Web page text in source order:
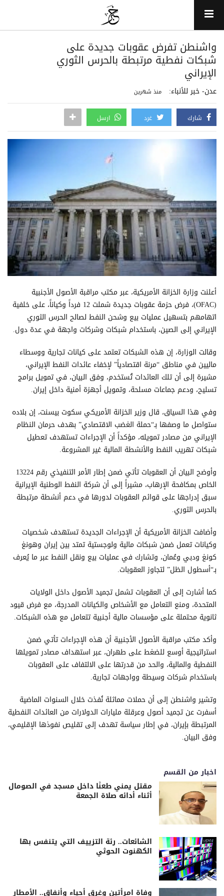
واشنطن تفرض عقوبات جديدة على
شبكات نفطية مرتبطة بالحرس الثوري
الإيراني
عدن- خبر للأنباء: منذ شهرين
شارك غرد ارسل
أعلنت وزارة الخزانة الأمريكية، عبر مكتب مراقبة الأصول الأجنبية
(OFAC)، فرض حزمة عقوبات جديدة شملت 12 فرداً وكياناً، على خلفية
اتهامهم بتسهيل عمليات بيع وشحن النفط لصالح الحرس الثوري
الإيراني إلى الصين، باستخدام شبكات وشركات واجهة في عدة دول.
وقالت الوزارة، إن هذه الشبكات تعتمد على كيانات تجارية ووسطاء
ماليين في مناطق “مرنة اقتصادياً” لإخفاء عائدات النفط الإيراني،
مشيرة إلى أن تلك العائدات تُستخدم، وفق البيان، في تمويل برامج
تسليح، ودعم جماعات مسلحة، وتمويل أجهزة أمنية داخل إيران.
وفي هذا السياق، قال وزير الخزانة الأمريكي سكوت بيسنت، إن بلاده
ستواصل ما وصفها بـ“حملة الغضب الاقتصادي” بهدف حرمان النظام
الإيراني من مصادر تمويله، مؤكداً أن الإجراءات تستهدف تعطيل
شبكات تهريب النفط والأنشطة المالية غير المشروعة.
وأوضح البيان أن العقوبات تأتي ضمن إطار الأمر التنفيذي رقم 13224
الخاص بمكافحة الإرهاب، مشيراً إلى أن شركة النفط الوطنية الإيرانية
سبق إدراجها على قوائم العقوبات لدورها في دعم أنشطة مرتبطة
بالحرس الثوري.
وأضافت الخزانة الأمريكية أن الإجراءات الجديدة تستهدف شخصيات
وكيانات تعمل ضمن شبكات مالية ولوجستية تمتد بين إيران وهونغ
كونغ ودبي وعُمان، وتشارك في عمليات بيع ونقل النفط عبر ما يُعرف
بـ“أسطول الظل” لتجاوز العقوبات.
كما أشارت إلى أن العقوبات تشمل تجميد الأصول داخل الولايات
المتحدة، ومنع التعامل مع الأشخاص والكيانات المدرجة، مع فرض قيود
ثانوية محتملة على مؤسسات مالية أجنبية تتعامل مع هذه الشبكات.
وأكد مكتب مراقبة الأصول الأجنبية أن هذه الإجراءات تأتي ضمن
استراتيجية أوسع للضغط على طهران، عبر استهداف مصادر تمويلها
النفطية والمالية، والحد من قدرتها على الالتفاف على العقوبات
باستخدام شركات وسيطة وواجهات تجارية.
وتشير واشنطن إلى أن حملات مماثلة نُفذت خلال السنوات الماضية
أسفرت عن تجميد أصول وعرقلة مليارات الدولارات من العائدات النفطية
المرتبطة بإيران، في إطار سياسة تهدف إلى تقليص نفوذها الإقليمي،
وفق البيان.
اخبار من القسم
مقتل يمني طعنًا داخل مسجد في الصومال
أثناء أدائه صلاة الجمعة
الشائعات.. رئة التزييف التي يتنفس بها
الكهنوت الحوثي
وفاة امرأتين وغرق أحياء وأنفاق.. الأمطار